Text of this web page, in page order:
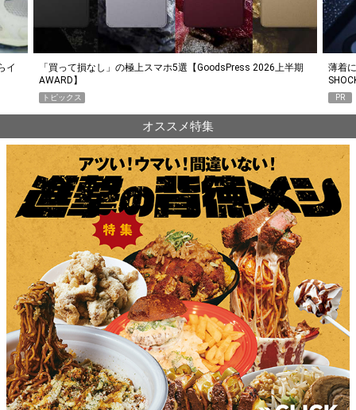
イ
「買って損なし」の極上スマホ5選【GoodsPress 2026上半期
AWARD】
トピックス
薄着
PR
オススメ特集